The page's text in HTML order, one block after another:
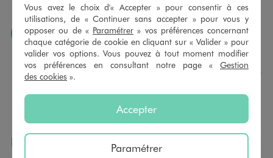
conditions en magasins.
J’AIME FAIRE PLAISIR
Nous vous proposons des cartes cadeaux GÉMO d’un
montant au choix entre 10€ et 150€. Les cartes cadeau
GÉMO sont valables 1 an, utilisables en plusieurs fois, pour
dans de jolies enveloppes pour toutes les occasions.
NOS AUTRES MAGASINS
Vous avez le choix d'« Accepter » pour consentir à ces
utilisations, de « Continuer sans accepter » pour vous y
opposer ou de « Paramétrer » vos préférences concernant
chaque catégorie de cookie en cliquant sur « Valider » pour
valider vos options. Vous pouvez à tout moment modifier
vos préférences en consultant notre page « Gestion
des cookies ».
Accepter
Paramétrer